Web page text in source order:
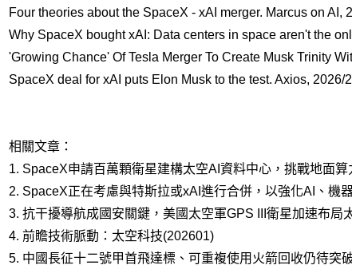
Four theories about the SpaceX - xAI merger. Marcus on AI,
Why SpaceX bought xAI: Data centers in space aren't the
'Growing Chance' Of Tesla Merger To Create Musk Trinity
SpaceX deal for xAI puts Elon Musk to the test. Axios, 2026/
相關文章：
1. SpaceX申請百萬顆衛星建構太空AI資料中心，挑戰地面算
2. SpaceX正在考慮與特斯拉或xAI進行合併，以強化AI、機
3. 抗干擾導航成國安關鍵，美國太空軍GPS III衛星加速布局
4. 前瞻技術脈動：太空科技(202601)
5. 中國長征十二號甲首飛達標、可重複使用火箭回收仍待突